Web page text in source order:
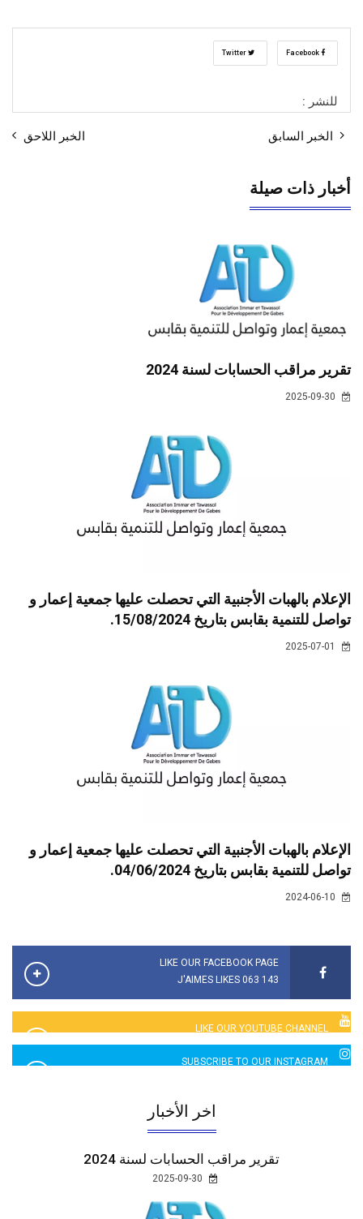
للنشر :
الخبر السابق الخبر اللاحق
أخبار ذات صيلة
تقرير مراقب الحسابات لسنة 2024
الإعلام بالهبات الأجنبية التي تحصلت عليها جمعية إعمار و
تواصل للتنمية بقابس بتاريخ 15/08/2024.
الإعلام بالهبات الأجنبية التي تحصلت عليها جمعية إعمار و
تواصل للتنمية بقابس بتاريخ 04/06/2024.
LIKE OUR FACEBOOK PAGE
143 063 J'AIMES LIKES
LIKE OUR YOUTUBE CHANNEL
2760 LIKES
SUBSCRIBE TO OUR INSTAGRAM
اخر الأخبار
تقرير مراقب الحسابات لسنة 2024